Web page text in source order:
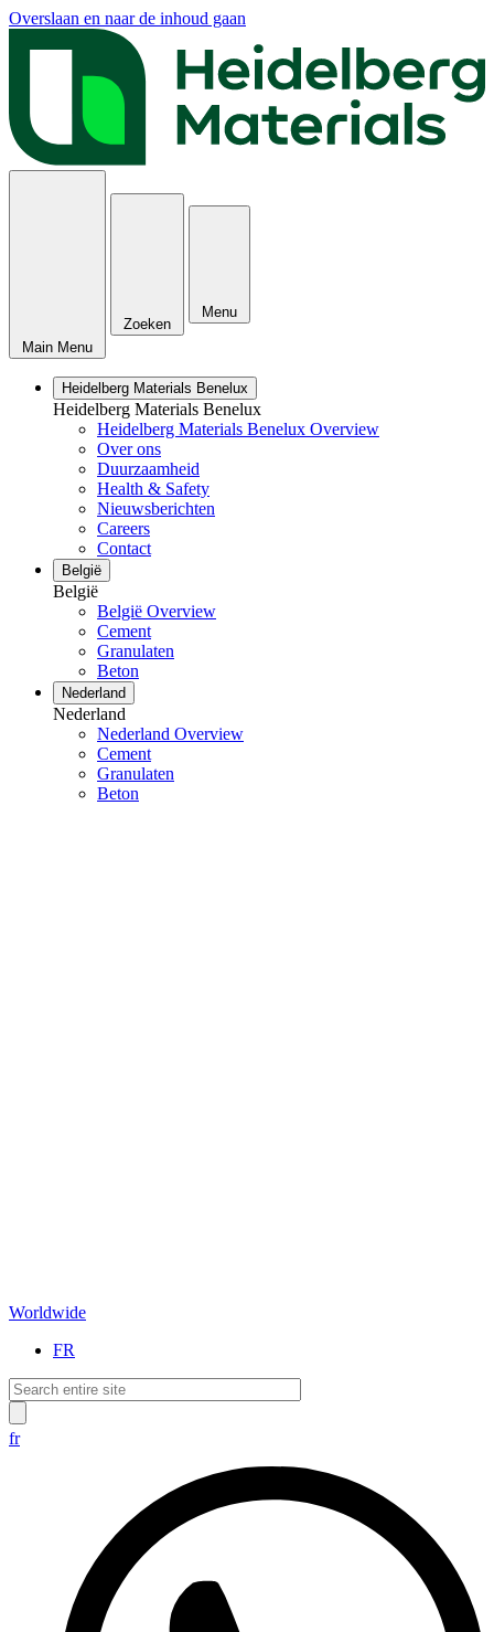
Overslaan en naar de inhoud gaan
Main Menu
Zoeken
Menu
Heidelberg Materials Benelux
Heidelberg Materials Benelux
Heidelberg Materials Benelux Overview
Over ons
Duurzaamheid
Health & Safety
Nieuwsberichten
Careers
Contact
België
België
België Overview
Cement
Granulaten
Beton
Nederland
Nederland
Nederland Overview
Cement
Granulaten
Beton
Worldwide
FR
fr